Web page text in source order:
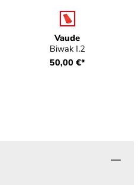
Vaude
Biwak I.2
Farbe
50,00 €*